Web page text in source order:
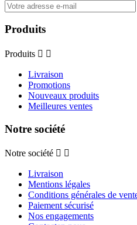
Produits
Produits  
Livraison
Promotions
Nouveaux produits
Meilleures ventes
Notre société
Notre société  
Livraison
Mentions légales
Conditions générales de
Paiement sécurisé
Nos engagements